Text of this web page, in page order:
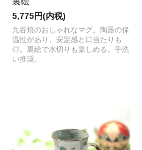
5,775円(内税)
九谷焼のおしゃれなマグ。陶器の保
温性があり、安定感と口当たりも
◎。裏絵で水切りも楽しめる。手洗
い推奨。